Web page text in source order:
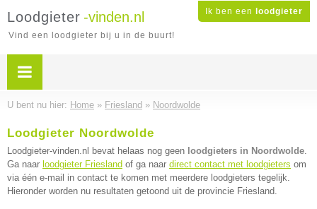
Ik ben een loodgieter
Loodgieter -vinden.nl
Vind een loodgieter bij u in de buurt!
U bent nu hier: Home » Friesland » Noordwolde
Loodgieter Noordwolde
Loodgieter-vinden.nl bevat helaas nog geen loodgieters in Noordwolde.
Ga naar loodgieter Friesland of ga naar direct contact met loodgieters om
via één e-mail in contact te komen met meerdere loodgieters tegelijk.
Hieronder worden nu resultaten getoond uit de provincie Friesland.